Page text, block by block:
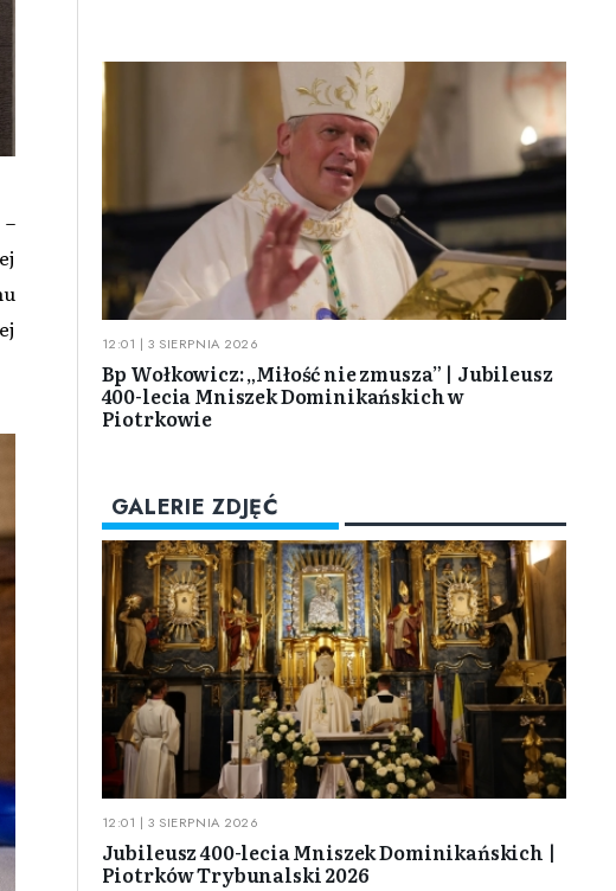
12:01 | 3 SIERPNIA 2026
Bp Wołkowicz: „Miłość nie zmusza” | Jubileusz
400-lecia Mniszek Dominikańskich w
Piotrkowie
GALERIE ZDJĘĆ
12:01 | 3 SIERPNIA 2026
Jubileusz 400-lecia Mniszek Dominikańskich |
Piotrków Trybunalski 2026